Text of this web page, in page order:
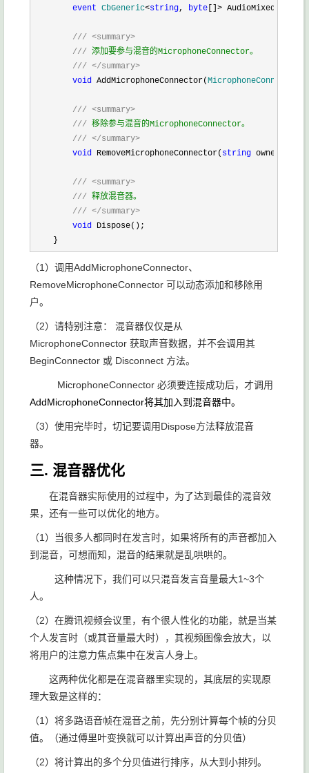
event CbGeneric<string, byte []> AudioMixed;
/// <summary>
/// 添加要参与混音的MicrophoneConnector。
/// </summary>
void AddMicrophoneConnector(MicrophoneConnector
/// <summary>
/// 移除参与混音的MicrophoneConnector。
/// </summary>
void RemoveMicrophoneConnector( string ownerID);
/// <summary>
/// 释放混音器。
/// </summary>
void Dispose();
    }
（1）调用AddMicrophoneConnector、
RemoveMicrophoneConnector 可以动态添加和移除用
户。
（2）请特别注意： 混音器仅仅是从
MicrophoneConnector 获取声音数据，并不会调用其
BeginConnector 或 Disconnect 方法。
MicrophoneConnector 必须要连接成功后，才调用
AddMicrophoneConnector将其加入到混音器中。
（3）使用完毕时，切记要调用Dispose方法释放混音
器。
三. 混音器优化
在混音器实际使用的过程中，为了达到最佳的混音效
果，还有一些可以优化的地方。
（1）当很多人都同时在发言时，如果将所有的声音都加入
到混音，可想而知，混音的结果就是乱哄哄的。
这种情况下，我们可以只混音发言音量最大1~3个
人。
（2）在腾讯视频会议里，有个很人性化的功能，就是当某
个人发言时（或其音量最大时），其视频图像会放大，以
将用户的注意力焦点集中在发言人身上。
这两种优化都是在混音器里实现的，其底层的实现原
理大致是这样的：
（1）将多路语音帧在混音之前，先分别计算每个帧的分贝
值。（通过傅里叶变换就可以计算出声音的分贝值）
（2）将计算出的多个分贝值进行排序，从大到小排列。